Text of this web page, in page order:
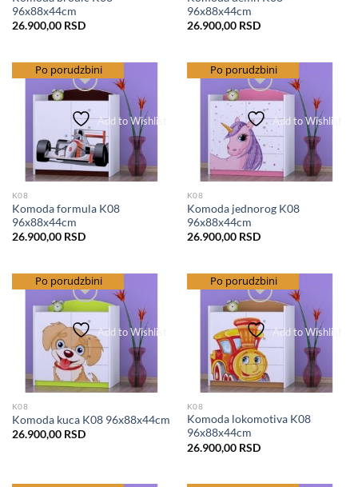
96x88x44cm
26.900,00 RSD
96x88x44cm
26.900,00 RSD
besplatna dostava
Po porudzbini
Add to Wishlist
K08
Komoda formula K08
96x88x44cm
26.900,00 RSD
besplatna dostava
Po porudzbini
Add to Wishlist
K08
Komoda jednorog K08
96x88x44cm
26.900,00 RSD
besplatna dostava
Po porudzbini
Add to Wishlist
K08
Komoda kuca K08 96x88x44cm
26.900,00 RSD
besplatna dostava
Po porudzbini
Add to Wishlist
K08
Komoda lokomotiva K08
96x88x44cm
26.900,00 RSD